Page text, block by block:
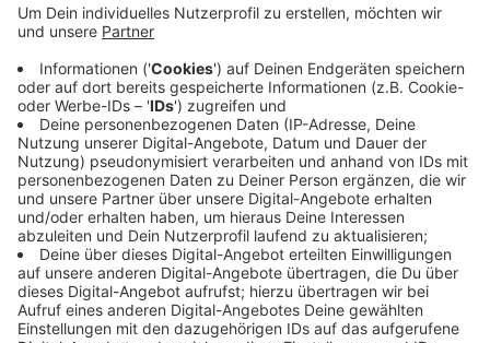
Einzelhandelsgeschäfte. Für die oberen Geschosse
haben das Stadtarchiv, die Kreisverwaltung, die
vhs und das Kulturforum Interesse bekundet. Bei
ihnen lägen nun die Pläne des Eigentümers zur
inhaltlichen Prüfung, heißt es von der Stadt. Im
Oktober wollten sie ihre Erkenntnisse
zusammenführen und sich erneut mit dem
Eigentümer austauschen.
Veröffentlicht:Donnerstag, 12.09.2024 14:10
Anzeige